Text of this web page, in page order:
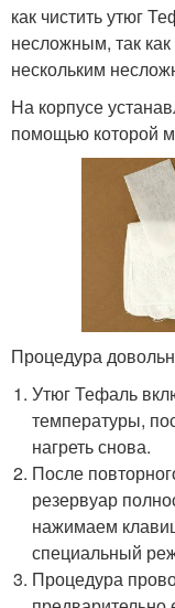
как чистить утюг
несложным, так
нескольким
На корпусе
помощью которой
Процедура
Утюг Тефаль
температуры,
нагреть снова.
После
резервуар
нажимаем
специальный
Процедура